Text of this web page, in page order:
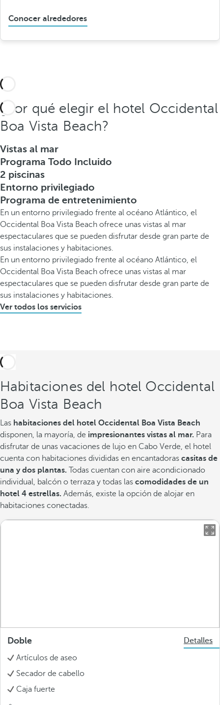
Conocer alrededores
¿Por qué elegir el hotel Occidental
Boa Vista Beach?
Vistas al mar
Programa Todo Incluido
2 piscinas
Entorno privilegiado
Programa de entretenimiento
En un entorno privilegiado frente al océano Atlántico, el
Occidental Boa Vista Beach ofrece unas vistas al mar
espectaculares que se pueden disfrutar desde gran parte de
sus instalaciones y habitaciones.
En un entorno privilegiado frente al océano Atlántico, el
Occidental Boa Vista Beach ofrece unas vistas al mar
espectaculares que se pueden disfrutar desde gran parte de
sus instalaciones y habitaciones.
Ver todos los servicios
Habitaciones del hotel Occidental
Boa Vista Beach
Las habitaciones del hotel Occidental Boa Vista Beach
disponen, la mayoría, de impresionantes vistas al mar. Para
disfrutar de unas vacaciones de lujo en Cabo Verde, el hotel
cuenta con habitaciones divididas en encantadoras casitas de
una y dos plantas. Todas cuentan con aire acondicionado
individual, balcón o terraza y todas las comodidades de un
hotel 4 estrellas. Además, existe la opción de alojar en
habitaciones conectadas.
Doble
Detalles
Artículos de aseo
Secador de cabello
Caja fuerte